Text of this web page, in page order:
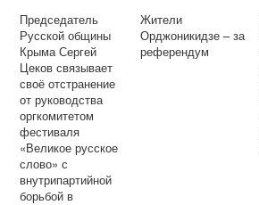
Председатель
Русской общины
Крыма Сергей
Цеков связывает
своё отстранение
от руководства
оргкомитетом
фестиваля
«Великое русское
слово» с
внутрипартийной
борьбой в
Жители
Орджоникидзе – за
референдум